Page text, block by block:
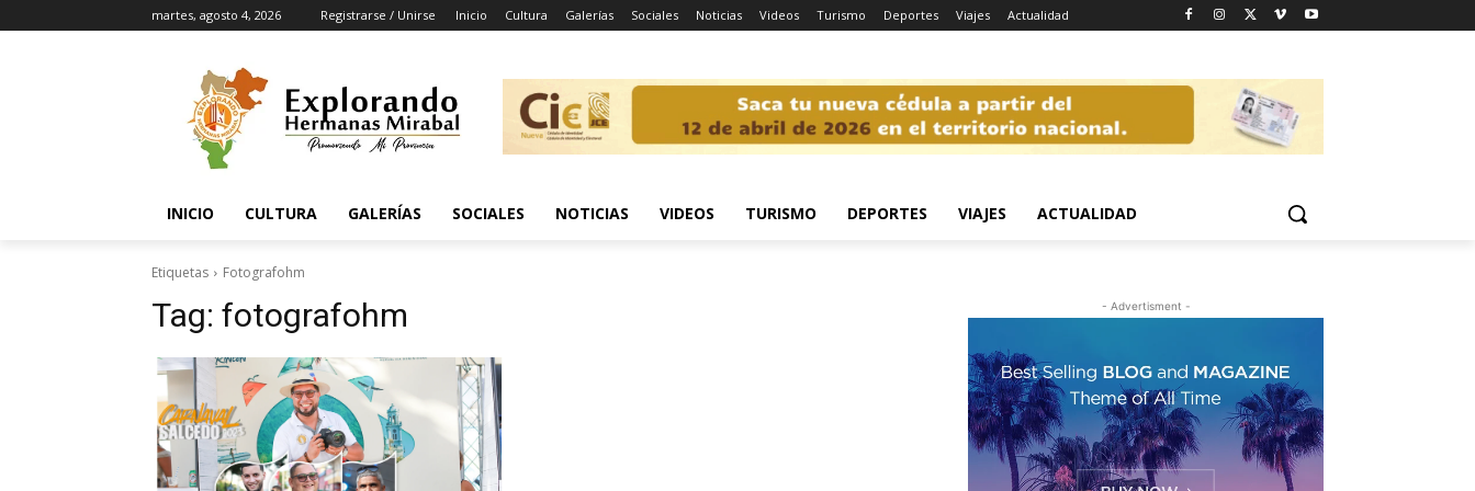
martes, agosto 4, 2026 Registrarse / Unirse Inicio Cultura Galerías Sociales Noticias Videos Turismo Deportes Viajes Actualidad
INICIO CULTURA GALERÍAS SOCIALES NOTICIAS VIDEOS TURISMO DEPORTES VIAJES ACTUALIDAD
Etiquetas Fotografohm
Tag: fotografohm - Advertisment -